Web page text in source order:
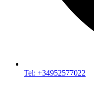
Tel: +34952577022